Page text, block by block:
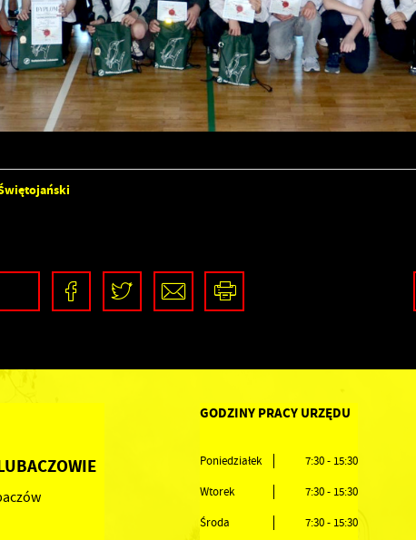
GODZINY PRACY URZĘDU
Poniedziałek 7:30 - 15:30
Wtorek 7:30 - 15:30
Środa 7:30 - 15:30